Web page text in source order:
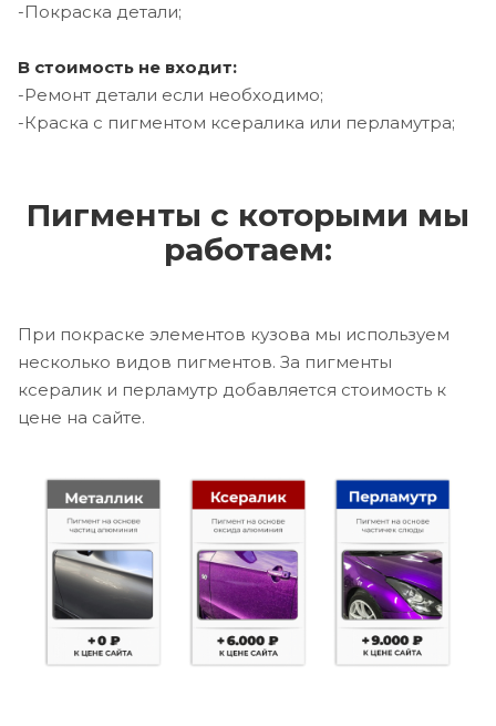
-Покраска детали;
В стоимость не входит:
-Ремонт детали если необходимо;
-Краска с пигментом ксералика или перламутра;
Пигменты с которыми мы
работаем:
При покраске элементов кузова мы используем
несколько видов пигментов. За пигменты
ксералик и перламутр добавляется стоимость к
цене на сайте.